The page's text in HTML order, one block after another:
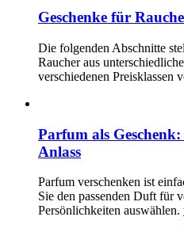
Geschenke für
Die folgenden Abschnitte
Raucher aus
verschiedenen Preisklassen
Parfum als
Anlass
Parfum verschenken ist
Sie den passenden Duft für
Persönlichkeiten auswählen.